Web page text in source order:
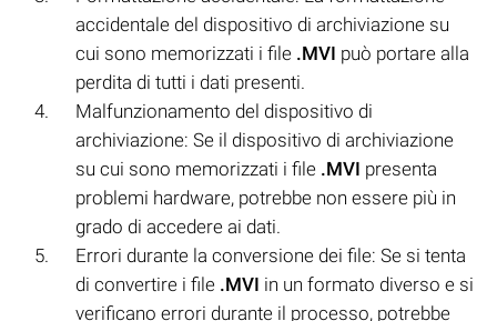
accidentale del dispositivo di archiviazione su
cui sono memorizzati i file .MVI può portare alla
perdita di tutti i dati presenti.
Malfunzionamento del dispositivo di
archiviazione: Se il dispositivo di archiviazione
su cui sono memorizzati i file .MVI presenta
problemi hardware, potrebbe non essere più in
grado di accedere ai dati.
Errori durante la conversione dei file: Se si tenta
di convertire i file .MVI in un formato diverso e si
verificano errori durante il processo, potrebbe